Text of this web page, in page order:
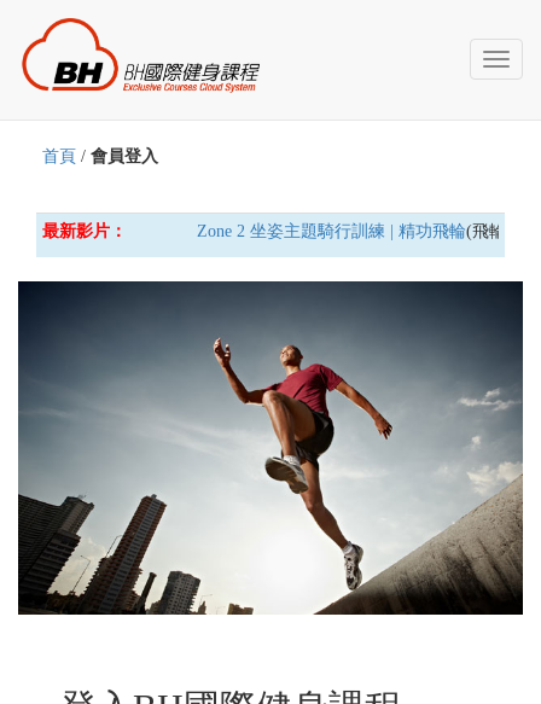
Toggle
首頁 / 會員登入
最新影片： Zone 2 坐姿主題騎行訓練 | 精功飛輪(飛輪車